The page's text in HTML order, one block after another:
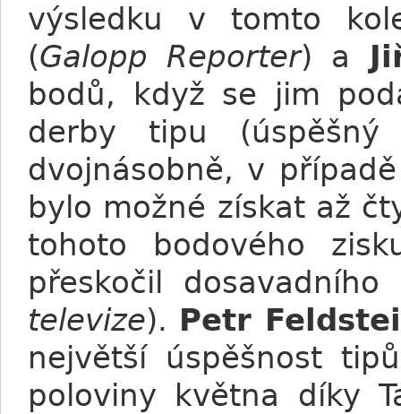
výsledku v tomto
(Galopp Reporter) a
bodů, když se jim
derby tipu
dvojnásobně, v
bylo možné získat až
tohoto bodového
přeskočil
televize). Petr
největší úspěšnost
poloviny května díky